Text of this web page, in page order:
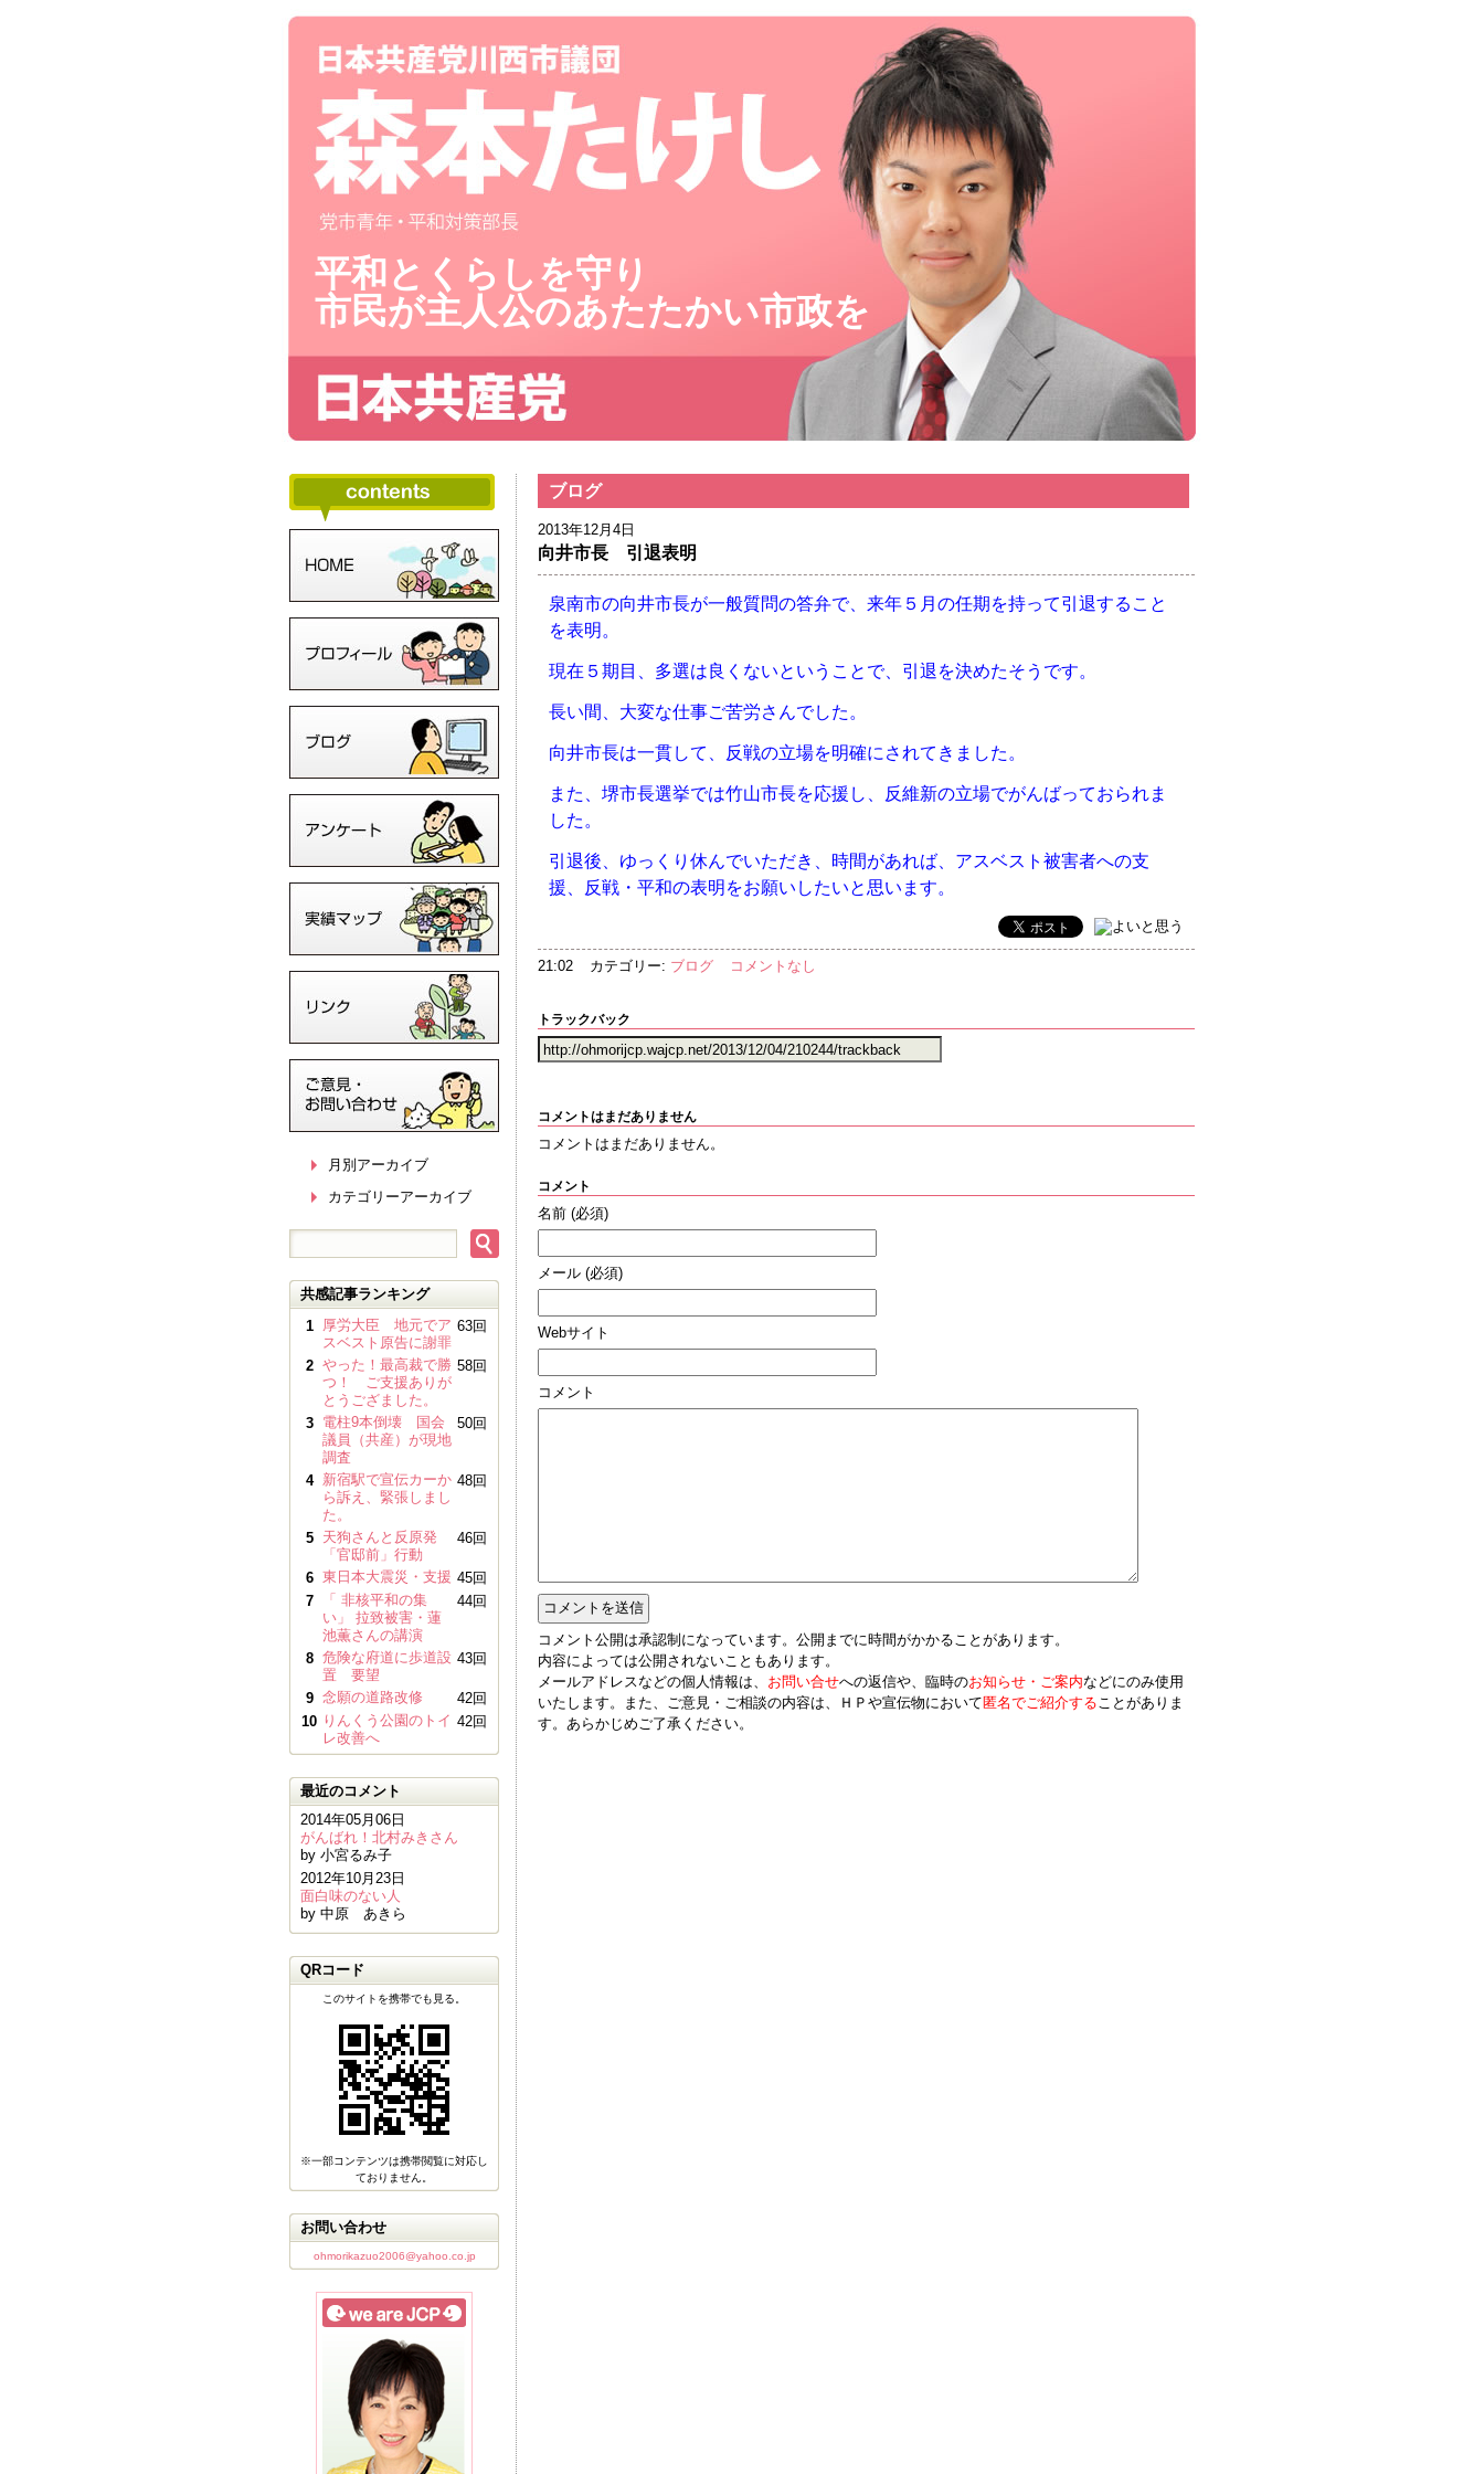
平和とくらしを守り
市民が主人公のあたたかい市政を
ブログ
2013年12月4日
向井市長 引退表明
泉南市の向井市長が一般質問の答弁で、来年５月の任期を持って引退すること
を表明。
現在５期目、多選は良くないということで、引退を決めたそうです。
長い間、大変な仕事ご苦労さんでした。
向井市長は一貫して、反戦の立場を明確にされてきました。
また、堺市長選挙では竹山市長を応援し、反維新の立場でがんばっておられま
した。
引退後、ゆっくり休んでいただき、時間があれば、アスベスト被害者への支
援、反戦・平和の表明をお願いしたいと思います。
21:02 カテゴリー: ブログ コメントなし
トラックバック
コメントはまだありません
コメントはまだありません。
コメント
名前 (必須)
メール (必須)
Webサイト
コメント
コメント公開は承認制になっています。公開までに時間がかかることがあります。
内容によっては公開されないこともあります。
メールアドレスなどの個人情報は、 お問い合せへの返信や、臨時のお知らせ・ご案内などにのみ使用
いたします。また、ご意見・ご相談の内容は、ＨＰや宣伝物において匿名でご紹介することがありま
す。あらかじめご了承ください。
月別アーカイブ
カテゴリーアーカイブ
共感記事ランキング
1
厚労大臣 地元でア
スベスト原告に謝罪
63回
2 やった！最高裁で勝
つ！ ご支援ありが
とうござました。
58回
3
電柱9本倒壊 国会
議員（共産）が現地
調査
50回
4
新宿駅で宣伝カーか
ら訴え、緊張しまし
た。
48回
5
天狗さんと反原発
「官邸前」行動
46回
6 東日本大震災・支援 45回
7
「 非核平和の集
い」 拉致被害・蓮
池薫さんの講演
44回
8 危険な府道に歩道設
置 要望
43回
9 念願の道路改修
42回
10 りんくう公園のトイ
レ改善へ
42回
最近のコメント
2014年05月06日
がんばれ！北村みきさん
by 小宮るみ子
2012年10月23日
面白味のない人
by 中原 あきら
QRコード
このサイトを携帯でも見る。
※一部コンテンツは携帯閲覧に対応し
ておりません。
お問い合わせ
ohmorikazuo2006@yahoo.co.jp